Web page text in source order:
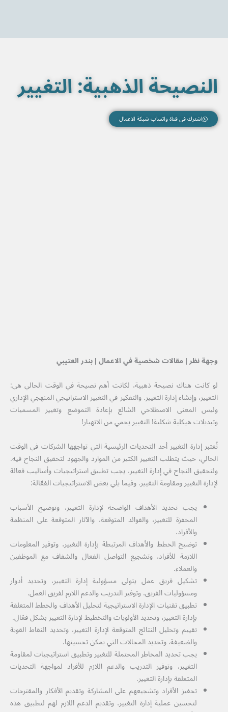
النصيحة الذهبية: التغيير
اشترك في قناة واتساب شبكة الاعمال
وجهة نظر | مقالات شخصية في الاعمال | بندر العتيبي
لو كانت هناك نصيحة ذهبية، لكانت أهم نصيحة في الوقت الحالي هي:
التغيير، وإنشاء إدارة التغيير. والتفكير في التغيير الاستراتيجي المنهجي الإداري
وليس المعنى الاصطلاحي الشائع بإعادة التموضع وتغيير المسميات
وتبديلات هيكلية شكلية! التغيير يحمي من الانهيار!
تُعتبر إدارة التغيير أحد التحديات الرئيسية التي تواجهها الشركات في الوقت
الحالي، حيث يتطلب التغيير الكثير من الموارد والجهود لتحقيق النجاح فيه.
ولتحقيق النجاح في إدارة التغيير، يجب تطبيق استراتيجيات وأساليب فعالة
لإدارة التغيير ومقاومة التغيير. وفيما يلي بعض الاستراتيجيات الفعّالة:
يجب تحديد الأهداف الواضحة لإدارة التغيير، وتوضيح الأسباب
المحفزة للتغيير، والفوائد المتوقعة، والآثار المتوقعة على المنظمة
والأفراد.
توضيح الخطط والأهداف المرتبطة بإدارة التغيير، وتوفير المعلومات
اللازمة للأفراد، وتشجيع التواصل الفعال والشفاف مع الموظفين
والعملاء.
تشكيل فريق عمل يتولى مسؤولية إدارة التغيير، وتحديد أدوار
ومسؤوليات الفريق، وتوفير التدريب والدعم اللازم لفريق العمل.
تطبيق تقنيات الإدارة الاستراتيجية لتحليل الأهداف والخطط المتعلقة
بإدارة التغيير، وتحديد الأولويات والتخطيط لإدارة التغيير بشكل فعّال.
تقييم وتحليل النتائج المتوقعة لإدارة التغيير، وتحديد النقاط القوية
والضعيفة، وتحديد المجالات التي يمكن تحسينها.
يجب تحديد المخاطر المحتملة للتغيير وتطبيق استراتيجيات لمقاومة
التغيير، وتوفير التدريب والدعم اللازم للأفراد لمواجهة التحديات
المتعلقة بإدارة التغيير.
تحفيز الأفراد وتشجيعهم على المشاركة وتقديم الأفكار والمقترحات
لتحسين عملية إدارة التغيير، وتقديم الدعم اللازم لهم لتطبيق هذه